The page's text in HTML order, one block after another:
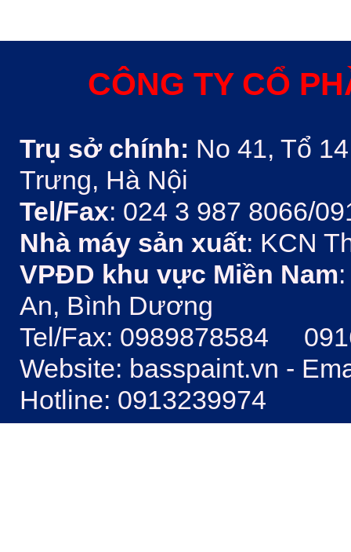
xây dụng nhà ở hoặc bất kỳ
thủy trong ngôi nhà thường
được quyết định bởi các nhân
CÔNG TY CỔ
Trụ sở chính: No 41, Tổ
Trưng, Hà Nội
Tel/Fax: 024 3 987 8066/
Nhà máy sản xuất: KCN
VPĐD khu vực Miền Nam
An, Bình Dương
Tel/Fax: 0989878584
Website: basspaint.vn -
Hotline: 0913239974